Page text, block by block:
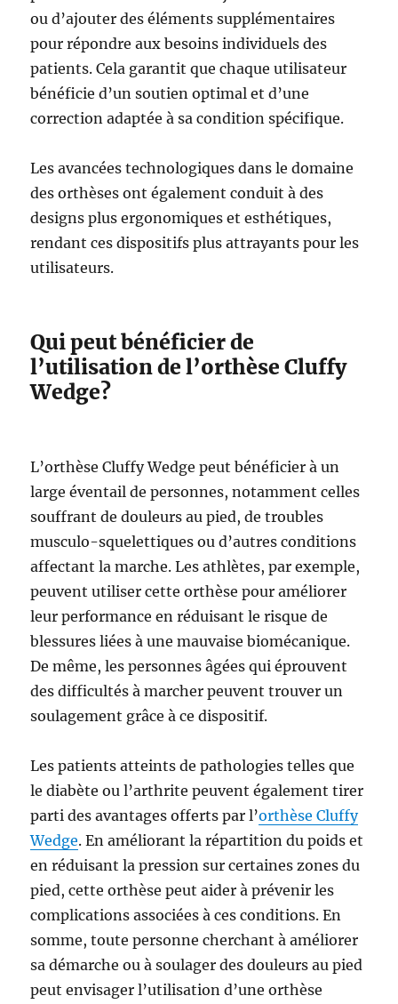
ou d’ajouter des éléments supplémentaires
pour répondre aux besoins individuels des
patients. Cela garantit que chaque utilisateur
bénéficie d’un soutien optimal et d’une
correction adaptée à sa condition spécifique.
Les avancées technologiques dans le domaine
des orthèses ont également conduit à des
designs plus ergonomiques et esthétiques,
rendant ces dispositifs plus attrayants pour les
utilisateurs.
Qui peut bénéficier de
l’utilisation de l’orthèse Cluffy
Wedge?
L’orthèse Cluffy Wedge peut bénéficier à un
large éventail de personnes, notamment celles
souffrant de douleurs au pied, de troubles
musculo-squelettiques ou d’autres conditions
affectant la marche. Les athlètes, par exemple,
peuvent utiliser cette orthèse pour améliorer
leur performance en réduisant le risque de
blessures liées à une mauvaise biomécanique.
De même, les personnes âgées qui éprouvent
des difficultés à marcher peuvent trouver un
soulagement grâce à ce dispositif.
Les patients atteints de pathologies telles que
le diabète ou l’arthrite peuvent également tirer
parti des avantages offerts par l’orthèse Cluffy
Wedge. En améliorant la répartition du poids et
en réduisant la pression sur certaines zones du
pied, cette orthèse peut aider à prévenir les
complications associées à ces conditions. En
somme, toute personne cherchant à améliorer
sa démarche ou à soulager des douleurs au pied
peut envisager l’utilisation d’une orthèse